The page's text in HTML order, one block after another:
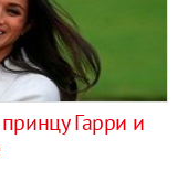
Гарри и